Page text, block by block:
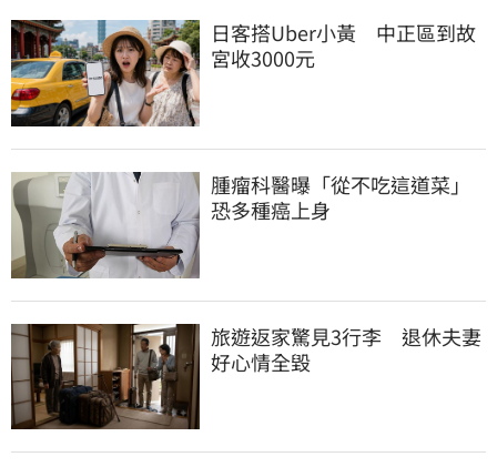
日客搭Uber小黃　中正區到故
宮收3000元
腫瘤科醫曝「從不吃這道菜」
恐多種癌上身
旅遊返家驚見3行李　退休夫妻
好心情全毀